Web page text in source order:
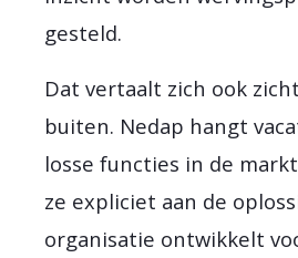
gesteld.
Dat vertaalt zich ook
buiten. Nedap hangt
losse functies in de
ze expliciet aan de
organisatie ontwikkelt